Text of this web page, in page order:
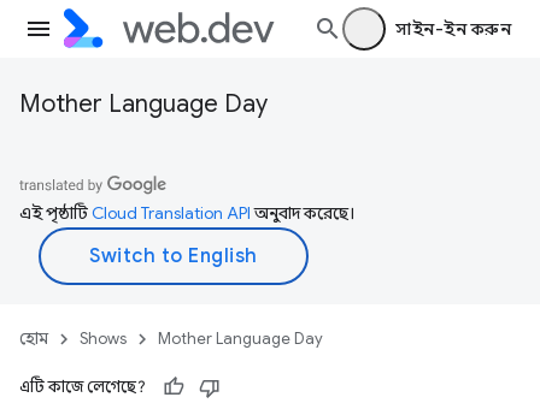
সাইন-ইন করুন
Mother Language Day
এই পৃষ্ঠাটিCloud Translation APIঅনুবাদ করেছে।
হোম Shows Mother Language Day
এটি কাজে লেগেছে?